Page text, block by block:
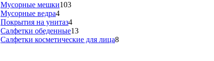
Мусорные мешки103
Мусорные ведра4
Покрытия на унитаз4
Салфетки обеденные13
Салфетки косметические для лица8